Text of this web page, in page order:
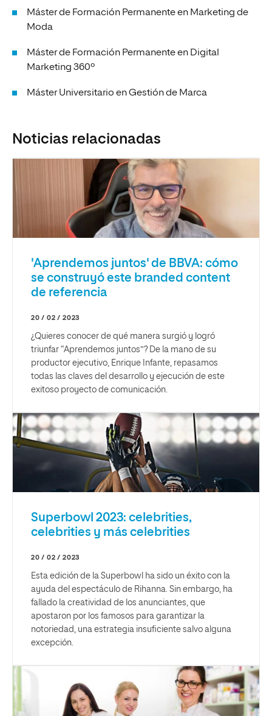
Máster de Formación Permanente en Marketing de
Moda
Máster de Formación Permanente en Digital
Marketing 360º
Máster Universitario en Gestión de Marca
Noticias relacionadas
'Aprendemos juntos' de BBVA: cómo
se construyó este branded content
de referencia
20 / 02 / 2023
¿Quieres conocer de qué manera surgió y logró
triunfar “Aprendemos juntos”? De la mano de su
productor ejecutivo, Enrique Infante, repasamos
todas las claves del desarrollo y ejecución de este
exitoso proyecto de comunicación.
Superbowl 2023: celebrities,
celebrities y más celebrities
20 / 02 / 2023
Esta edición de la Superbowl ha sido un éxito con la
ayuda del espectáculo de Rihanna. Sin embargo, ha
fallado la creatividad de los anunciantes, que
apostaron por los famosos para garantizar la
notoriedad, una estrategia insuficiente salvo alguna
excepción.